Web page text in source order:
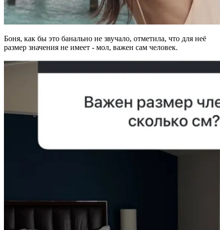
Боня, как бы это банально не звучало, отметила, что для неё
размер значения не имеет - мол, важен сам человек.